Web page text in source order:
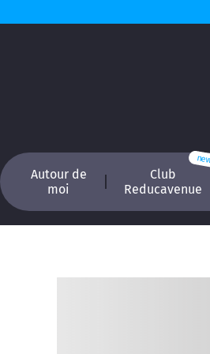
Autour de
moi
Club
Reducavenue